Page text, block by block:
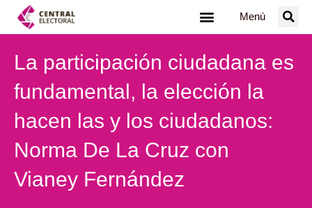
Menú
La participación ciudadana es
fundamental, la elección la
hacen las y los ciudadanos:
Norma De La Cruz con
Vianey Fernández